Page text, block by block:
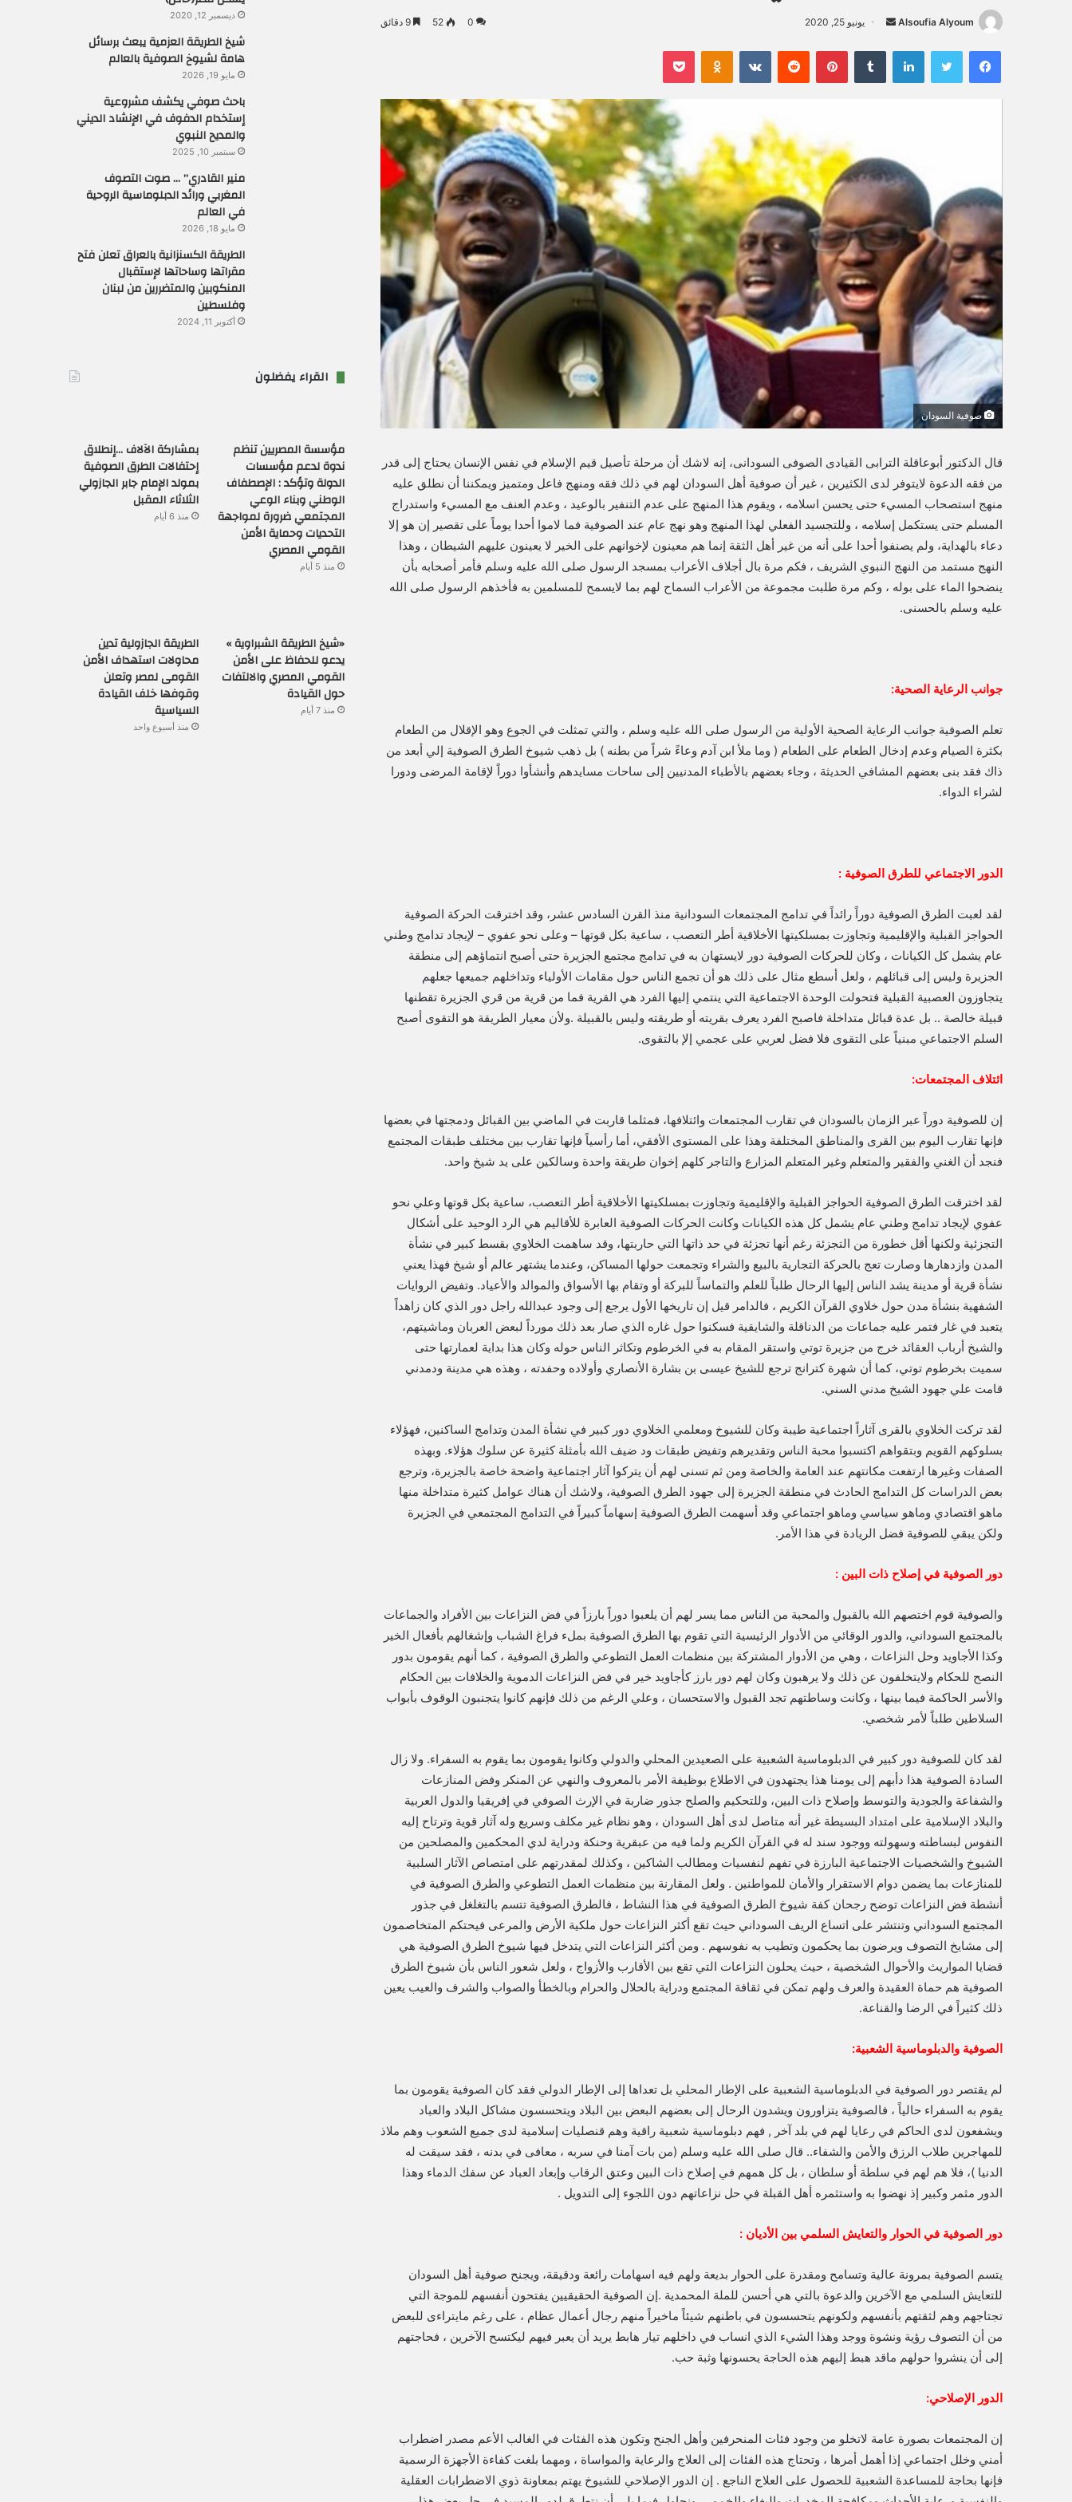
Alsoufia Alyoum
ل
د
ا
ل
ك
و
يونيو 25, 2020 0
52
فيسبوك لينكدإن بينتيريست
صوفية السودان
قال الدكتور أبوعاقلة الترابى القيادى الصوفى السودانى، إنه لاشك أن مرحلة تأصيل قيم الإسلام في نفس الإنسان يحتاج إلى قدر
من فقه الدعوة لايتوفر لدى الكثيرين ، غير أن صوفية أهل السودان لهم في ذلك فقه ومنهج فاعل ومتميز ويمكننا أن نطلق عليه
منهج استصحاب المسيء حتى يحسن اسلامه ، ويقوم هذا المنهج على عدم التنفير بالوعيد ، وعدم العنف مع المسيء واستدراج
المسلم حتى يستكمل إسلامه ، وللتجسيد الفعلي لهذا المنهج وهو نهج عام عند الصوفية فما لاموا أحدا يوماً على تقصير إن هو إلا
دعاء بالهداية، ولم يصنفوا أحدا على أنه من غير أهل الثقة إنما هم معينون لإخوانهم على الخير لا يعينون عليهم الشيطان ، وهذا
النهج مستمد من النهج النبوي الشريف ، فكم مرة بال أجلاف الأعراب بمسجد الرسول صلى الله عليه وسلم فأمر أصحابه بأن
ينضحوا الماء على بوله ، وكم مرة طلبت مجموعة من الأعراب السماح لهم بما لايسمح للمسلمين به فأخذهم الرسول صلى الله
عليه وسلم بالحسنى.
جوانب الرعاية الصحية:
تعلم الصوفية جوانب الرعاية الصحية الأولية من الرسول صلى الله عليه وسلم ، والتي تمثلت في الجوع وهو الإقلال من الطعام
بكثرة الصيام وعدم إدخال الطعام على الطعام ( وما ملأ ابن آدم وعاءً شراً من بطنه ) بل ذهب شيوخ الطرق الصوفية إلي أبعد من
ذاك فقد بنى بعضهم المشافي الحديثة ، وجاء بعضهم بالأطباء المدنيين إلى ساحات مسايدهم وأنشأوا دوراً لإقامة المرضى ودورا
لشراء الدواء.
الدور الاجتماعي للطرق الصوفية :
لقد لعبت الطرق الصوفية دوراً رائداً في تدامج المجتمعات السودانية منذ القرن السادس عشر، وقد اخترقت الحركة الصوفية
الحواجز القبلية والإقليمية وتجاوزت بمسلكيتها الأخلاقية أطر التعصب ، ساعية بكل قوتها – وعلى نحو عفوي – لإيجاد تدامج وطني
عام يشمل كل الكيانات ، وكان للحركات الصوفية دور لايستهان به في تدامج مجتمع الجزيرة حتى أصبح انتماؤهم إلى منطقة
الجزيرة وليس إلى قبائلهم ، ولعل أسطع مثال على ذلك هو أن تجمع الناس حول مقامات الأولياء وتداخلهم جميعها جعلهم
يتجاوزون العصبية القبلية فتحولت الوحدة الاجتماعية التي ينتمي إليها الفرد هي القرية فما من قرية من قري الجزيرة تقطنها
قبيلة خالصة .. بل عدة قبائل متداخلة فاصبح الفرد يعرف بقريته أو طريقته وليس بالقبيلة .ولأن معيار الطريقة هو التقوى أصبح
السلم الاجتماعي مبنياً على التقوى فلا فضل لعربي على عجمي إلإ بالتقوى.
ائتلاف المجتمعات:
إن للصوفية دوراً عبر الزمان بالسودان في تقارب المجتمعات وائتلافها، فمثلما قاربت في الماضي بين القبائل ودمجتها في بعضها
فإنها تقارب اليوم بين القرى والمناطق المختلفة وهذا على المستوى الأفقي، أما رأسياً فإنها تقارب بين مختلف طبقات المجتمع
فنجد أن الغني والفقير والمتعلم وغير المتعلم المزارع والتاجر كلهم إخوان طريقة واحدة وسالكين على يد شيخ واحد.
لقد اخترقت الطرق الصوفية الحواجز القبلية والإقليمية وتجاوزت بمسلكيتها الأخلاقية أطر التعصب، ساعية بكل قوتها وعلي نحو
عفوي لإيجاد تدامج وطني عام يشمل كل هذه الكيانات وكانت الحركات الصوفية العابرة للأقاليم هي الرد الوحيد على أشكال
التجزئية ولكنها أقل خطورة من التجزئة رغم أنها تجزئة في حد ذاتها التي حاربتها، وقد ساهمت الخلاوي بقسط كبير في نشأة
المدن وازدهارها وصارت تعج بالحركة التجارية بالبيع والشراء وتجمعت حولها المساكن، وعندما يشتهر عالم أو شيخ فهذا يعني
نشأة قرية أو مدينة يشد الناس إليها الرحال طلباً للعلم والتماساً للبركة أو وتقام بها الأسواق والموالد والأعياد. وتفيض الروايات
الشفهية بنشأة مدن حول خلاوي القرآن الكريم ، فالدامر قيل إن تاريخها الأول يرجع إلى وجود عبدالله راجل دور الذي كان زاهداً
يتعبد في غار فتمر عليه جماعات من الدناقلة والشايقية فسكنوا حول غاره الذي صار بعد ذلك مورداً لبعض العربان وماشيتهم،
والشيخ أرباب العقائد خرج من جزيرة توتي واستقر المقام به في الخرطوم وتكاثر الناس حوله وكان هذا بداية لعمارتها حتى
سميت بخرطوم توتي، كما أن شهرة كترانج ترجع للشيخ عيسى بن بشارة الأنصاري وأولاده وحفدته ، وهذه هي مدينة ودمدني
قامت علي جهود الشيخ مدني السني.
لقد تركت الخلاوي بالقرى آثاراً اجتماعية طيبة وكان للشيوخ ومعلمي الخلاوي دور كبير في نشأة المدن وتدامج الساكنين، فهؤلاء
بسلوكهم القويم وبتقواهم اكتسبوا محبة الناس وتقديرهم وتفيض طبقات ود ضيف الله بأمثلة كثيرة عن سلوك هؤلاء. وبهذه
الصفات وغيرها ارتفعت مكانتهم عند العامة والخاصة ومن ثم تسنى لهم أن يتركوا آثار اجتماعية واضحة خاصة بالجزيرة، وترجع
بعض الدراسات كل التدامج الحادث في منطقة الجزيرة إلى جهود الطرق الصوفية، ولاشك أن هناك عوامل كثيرة متداخلة منها
ماهو اقتصادي وماهو سياسي وماهو اجتماعي وقد أسهمت الطرق الصوفية إسهاماً كبيراً في التدامج المجتمعي في الجزيرة
ولكن يبقي للصوفية فضل الريادة في هذا الأمر.
دور الصوفية في إصلاح ذات البين :
والصوفية قوم اختصهم الله بالقبول والمحبة من الناس مما يسر لهم أن يلعبوا دوراً بارزاً في فض النزاعات بين الأفراد والجماعات
بالمجتمع السوداني، والدور الوقائي من الأدوار الرئيسية التي تقوم بها الطرق الصوفية بملء فراغ الشباب وإشغالهم بأفعال الخير
وكذا الأجاويد وحل النزاعات ، وهي من الأدوار المشتركة بين منظمات العمل التطوعي والطرق الصوفية ، كما أنهم يقومون بدور
النصح للحكام ولايتخلفون عن ذلك ولا يرهبون وكان لهم دور بارز كأجاويد خير في فض النزاعات الدموية والخلافات بين الحكام
والأسر الحاكمة فيما بينها ، وكانت وساطتهم تجد القبول والاستحسان ، وعلي الرغم من ذلك فإنهم كانوا يتجنبون الوقوف بأبواب
السلاطين طلباً لأمر شخصي.
لقد كان للصوفية دور كبير في الدبلوماسية الشعبية على الصعيدين المحلي والدولي وكانوا يقومون بما يقوم به السفراء. ولا زال
السادة الصوفية هذا دأبهم إلى يومنا هذا يجتهدون في الاطلاع بوظيفة الأمر بالمعروف والنهي عن المنكر وفض المنازعات
والشفاعة والجودية والتوسط وإصلاح ذات البين، وللتحكيم والصلح جذور ضاربة في الإرث الصوفي في إفريقيا والدول العربية
والبلاد الإسلامية على امتداد البسيطة غير أنه متاصل لدى أهل السودان ، وهو نظام غير مكلف وسريع وله آثار قوية وترتاح إليه
النفوس لبساطته وسهولته ووجود سند له في القرآن الكريم ولما فيه من عبقرية وحنكة ودراية لدي المحكمين والمصلحين من
الشيوخ والشخصيات الاجتماعية البارزة في تفهم لنفسيات ومطالب الشاكين ، وكذلك لمقدرتهم على امتصاص الآثار السلبية
للمنازعات بما يضمن دوام الاستقرار والأمان للمواطنين . ولعل المقارنة بين منظمات العمل التطوعي والطرق الصوفية في
أنشطة فض النزاعات توضح رجحان كفة شيوخ الطرق الصوفية في هذا النشاط ، فالطرق الصوفية تتسم بالتغلغل في جذور
المجتمع السوداني وتنتشر على اتساع الريف السوداني حيث تقع أكثر النزاعات حول ملكية الأرض والمرعى فيحتكم المتخاصمون
إلى مشايخ التصوف ويرضون بما يحكمون وتطيب به نفوسهم . ومن أكثر النزاعات التي يتدخل فيها شيوخ الطرق الصوفية هي
قضايا المواريث والأحوال الشخصية ، حيث يحلون النزاعات التي تقع بين الأقارب والأزواج ، ولعل شعور الناس بأن شيوخ الطرق
الصوفية هم حماة العقيدة والعرف ولهم تمكن في ثقافة المجتمع ودراية بالحلال والحرام وبالخطأ والصواب والشرف والعيب يعين
ذلك كثيراً في الرضا والقناعة.
الصوفية والدبلوماسية الشعبية:
لم يقتصر دور الصوفية في الدبلوماسية الشعبية على الإطار المحلي بل تعداها إلى الإطار الدولي فقد كان الصوفية يقومون بما
يقوم به السفراء حالياً ، فالصوفية يتزاورون ويشدون الرحال إلى بعضهم البعض بين البلاد ويتحسسون مشاكل البلاد والعباد
ويشفعون لدى الحاكم في رعايا لهم في بلد آخر , فهم دبلوماسية شعبية راقية وهم قنصليات إسلامية لدى جميع الشعوب وهم ملاذ
للمهاجرين طلاب الرزق والأمن والشفاء.. قال صلى الله عليه وسلم (من بات آمنا في سربه ، معافى في بدنه ، فقد سيقت له
الدنيا )، فلا هم لهم في سلطة أو سلطان ، بل كل همهم في إصلاح ذات البين وعتق الرقاب وإبعاد العباد عن سفك الدماء وهذا
الدور مثمر وكبير إذ نهضوا به واستثمره أهل القبلة في حل نزاعاتهم دون اللجوء إلى التدويل .
دور الصوفية في الحوار والتعايش السلمي بين الأديان :
يتسم الصوفية بمرونة عالية وتسامح ومقدرة على الحوار بديعة ولهم فيه اسهامات رائعة ودقيقة، ويجنح صوفية أهل السودان
للتعايش السلمي مع الآخرين والدعوة بالتي هي أحسن للملة المحمدية .إن الصوفية الحقيقيين يفتحون أنفسهم للموجة التي
تجتاجهم وهم لثقتهم بأنفسهم ولكونهم يتحسسون في باطنهم شيئاً ماخيراً منهم رجال أعمال عظام ، على رغم مايتراءى للبعض
من أن التصوف رؤية ونشوة ووجد وهذا الشيء الذي انساب في داخلهم تيار هابط يريد أن يعبر فيهم ليكتسح الآخرين ، فحاجتهم
إلى أن ينشروا حولهم ماقد هبط إليهم هذه الحاجة يحسونها وثبة حب.
الدور الإصلاحي:
إن المجتمعات بصورة عامة لاتخلو من وجود فئات المنحرفين وأهل الجنح وتكون هذه الفئات في الغالب الأعم مصدر اضطراب
أمني وخلل اجتماعي إذا أهمل أمرها ، وتحتاج هذه الفئات إلى العلاج والرعاية والمواساة ، ومهما بلغت كفاءة الأجهزة الرسمية
فإنها بحاجة للمساعدة الشعبية للحصول على العلاج الناجع . إن الدور الإصلاحي للشيوخ يهتم بمعاونة ذوي الاضطرابات العقلية
ديسمبر 12, 2020
شيخ الطريقة العزمية يبعث برسائل
هامة لشيوخ الصوفية بالعالم
مايو 19, 2026
باحث صوفي يكشف مشروعية
إستخدام الدفوف في الإنشاد الديني
والمديح النبوي
سبتمبر 10, 2025
منير القادري” … صوت التصوف
المغربي ورائد الدبلوماسية الروحية
في العالم
مايو 18, 2026
الطريقة الكسنزانية بالعراق تعلن فتح
مقراتها وساحاتها لإستقبال
المنكوبين والمتضررين من لبنان
وفلسطين
أكتوبر 11, 2024
القراء يفضلون
مؤسسة المصريين تنظم
ندوة لدعم مؤسسات
الدولة وتؤكد : الإصطفاف
الوطني وبناء الوعي
المجتمعي ضرورة لمواجهة
التحديات وحماية الأمن
القومي المصري
منذ 5 أيام
بمشاركة الآلاف …إنطلاق
إحتفالات الطرق الصوفية
بمولد الإمام جابر الجازولي
الثلاثاء المقبل
منذ 6 أيام
«شيخ الطريقة الشبراوية »
يدعو للحفاظ على الأمن
القومي المصري والالتفات
حول القيادة
منذ 7 أيام
الطريقة الجازولية تدين
محاولات استهداف الأمن
القومى لمصر وتعلن
وقوفها خلف القيادة
السياسية
منذ أسبوع واحد